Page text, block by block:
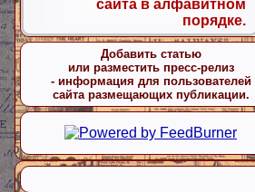
сайта в алфавитном
порядке.
Добавить статью
или разместить пресс-релиз
- информация для пользователей
сайта размещающих публикации.